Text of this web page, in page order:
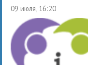
09 июля, 16:20